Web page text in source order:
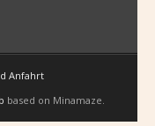
Anfahrt
based on Minamaze.